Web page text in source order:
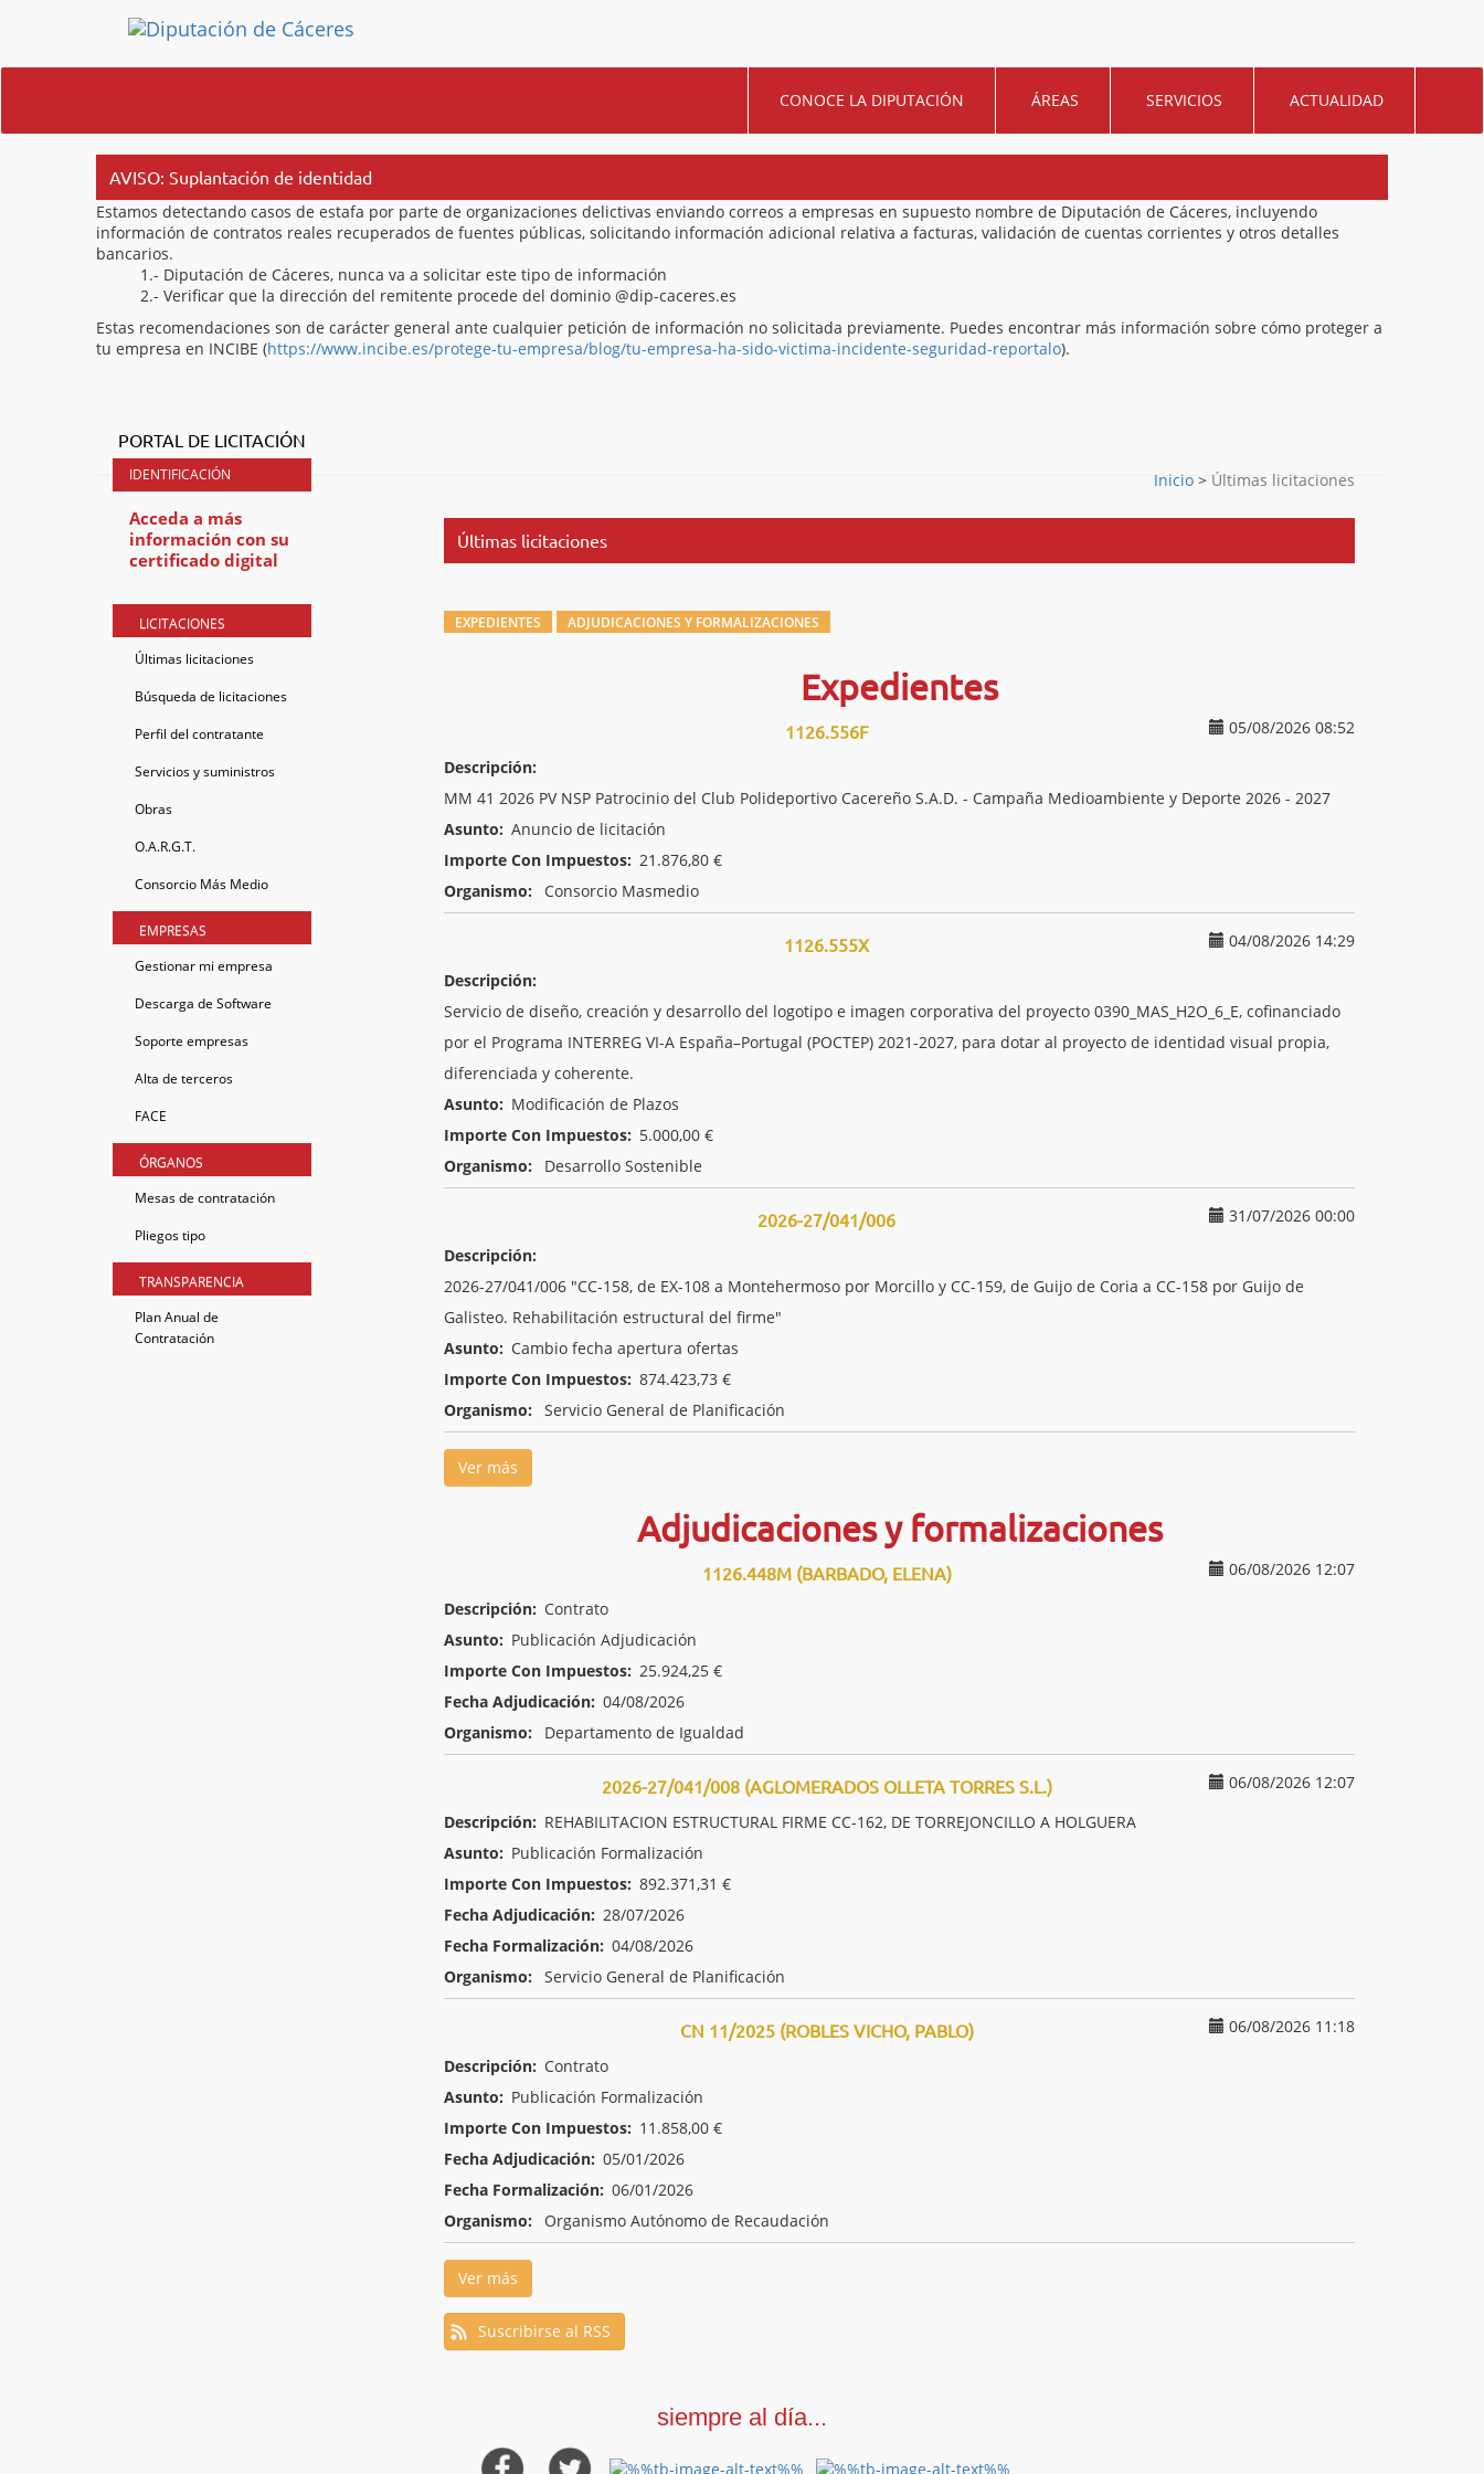
CONOCE LA DIPUTACIÓN ÁREAS SERVICIOS ACTUALIDAD
AVISO: Suplantación de identidad
Estamos detectando casos de estafa por parte de organizaciones delictivas enviando correos a empresas en supuesto nombre de Diputación de Cáceres, incluyendo
información de contratos reales recuperados de fuentes públicas, solicitando información adicional relativa a facturas, validación de cuentas corrientes y otros detalles
bancarios.
1.- Diputación de Cáceres, nunca va a solicitar este tipo de información
2.- Verificar que la dirección del remitente procede del dominio @dip-caceres.es
Estas recomendaciones son de carácter general ante cualquier petición de información no solicitada previamente. Puedes encontrar más información sobre cómo proteger a
tu empresa en INCIBE (https://www.incibe.es/protege-tu-empresa/blog/tu-empresa-ha-sido-victima-incidente-seguridad-reportalo).
PORTAL DE LICITACIÓN
Acceda a más
información con su
certificado digital
LICITACIONES
Últimas licitaciones
Búsqueda de licitaciones
Perfil del contratante
Servicios y suministros
Obras
O.A.R.G.T.
Consorcio Más Medio
EMPRESAS
Gestionar mi empresa
Descarga de Software
Soporte empresas
Alta de terceros
FACE
ÓRGANOS
Mesas de contratación
Pliegos tipo
TRANSPARENCIA
Plan Anual de
Contratación
Inicio > Últimas licitaciones
Últimas licitaciones
EXPEDIENTES ADJUDICACIONES Y FORMALIZACIONES
Expedientes
05/08/2026 08:52
1126.556F
Descripción:
MM 41 2026 PV NSP Patrocinio del Club Polideportivo Cacereño S.A.D. - Campaña Medioambiente y Deporte 2026 - 2027
Asunto: Anuncio de licitación
Importe Con Impuestos: 21.876,80 €
Organismo:
Consorcio Masmedio
04/08/2026 14:29
1126.555X
Descripción:
Servicio de diseño, creación y desarrollo del logotipo e imagen corporativa del proyecto 0390_MAS_H2O_6_E, cofinanciado
por el Programa INTERREG VI-A España–Portugal (POCTEP) 2021-2027, para dotar al proyecto de identidad visual propia,
diferenciada y coherente.
Asunto: Modificación de Plazos
Importe Con Impuestos: 5.000,00 €
Organismo:
Desarrollo Sostenible
31/07/2026 00:00
2026-27/041/006
Descripción:
2026-27/041/006 "CC-158, de EX-108 a Montehermoso por Morcillo y CC-159, de Guijo de Coria a CC-158 por Guijo de
Galisteo. Rehabilitación estructural del firme"
Asunto: Cambio fecha apertura ofertas
Importe Con Impuestos: 874.423,73 €
Organismo:
Servicio General de Planificación
Ver más
Adjudicaciones y formalizaciones
06/08/2026 12:07
1126.448M (BARBADO, ELENA)
Descripción: Contrato
Asunto: Publicación Adjudicación
Importe Con Impuestos: 25.924,25 €
Fecha Adjudicación: 04/08/2026
Organismo:
Departamento de Igualdad
06/08/2026 12:07
2026-27/041/008 (AGLOMERADOS OLLETA TORRES S.L.)
Descripción: REHABILITACION ESTRUCTURAL FIRME CC-162, DE TORREJONCILLO A HOLGUERA
Asunto: Publicación Formalización
Importe Con Impuestos: 892.371,31 €
Fecha Adjudicación: 28/07/2026
Fecha Formalización: 04/08/2026
Organismo:
Servicio General de Planificación
06/08/2026 11:18
CN 11/2025 (ROBLES VICHO, PABLO)
Descripción: Contrato
Asunto: Publicación Formalización
Importe Con Impuestos: 11.858,00 €
Fecha Adjudicación: 05/01/2026
Fecha Formalización: 06/01/2026
Organismo:
Organismo Autónomo de Recaudación
Ver más
Suscribirse al RSS
siempre al día...